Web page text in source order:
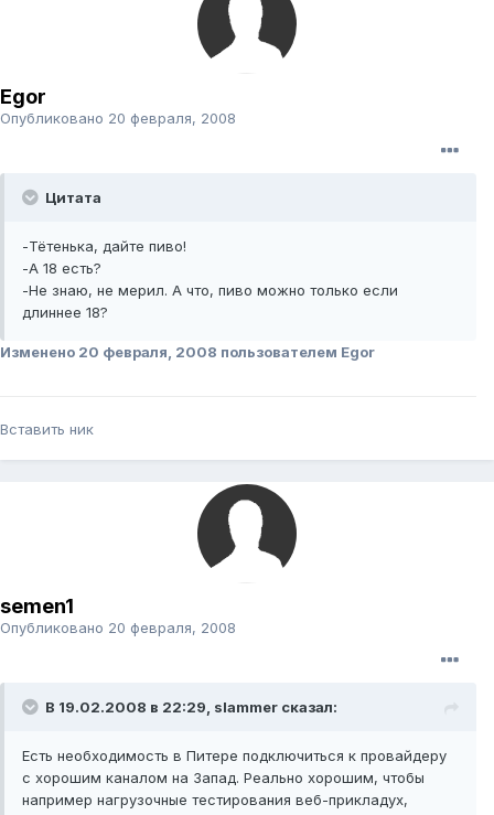
Egor
Опубликовано 20 февраля, 2008
Цитата
-Тётенька, дайте пиво!
-А 18 есть?
-Не знаю, не мерил. А что, пиво можно только если
длиннее 18?
Изменено 20 февраля, 2008 пользователем Egor
Вставить ник
semen1
Опубликовано 20 февраля, 2008
В 19.02.2008 в 22:29, slammer сказал:
Есть необходимость в Питере подключиться к провайдеру
с хорошим каналом на Запад. Реально хорошим, чтобы
например нагрузочные тестирования веб-прикладух,